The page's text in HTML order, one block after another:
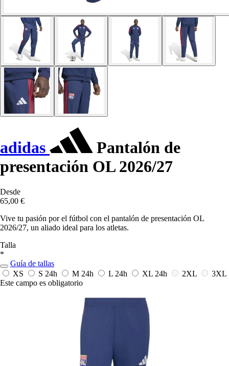
adidas
Pantalón de
presentación OL 2026/27
Desde
65,00 €
Vive tu pasión por el fútbol con el pantalón de presentación OL
2026/27, un aliado ideal para los atletas.
Talla
*
Guía de tallas
XS
S 24h M 24h L 24h XL 24h 2XL
3XL
Este campo es obligatorio